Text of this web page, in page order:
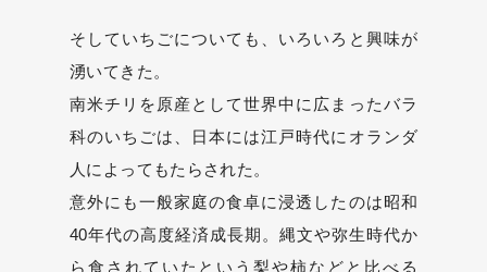
そしていちごについても、いろいろと興味が
湧いてきた。
南米チリを原産として世界中に広まったバラ
科のいちごは、日本には江戸時代にオランダ
人によってもたらされた。
意外にも一般家庭の食卓に浸透したのは昭和
40年代の高度経済成長期。縄文や弥生時代か
ら食されていたという梨や柿などと比べる